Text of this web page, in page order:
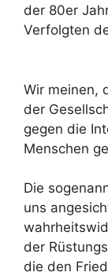
der 80er
Verfolgten
Wir meinen,
der
gegen die
Menschen
Die
uns
der
die den